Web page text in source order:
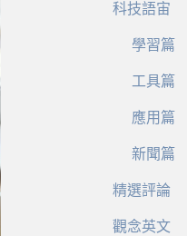
科技語宙
學習篇
工具篇
應用篇
新聞篇
精選評論
觀念英文